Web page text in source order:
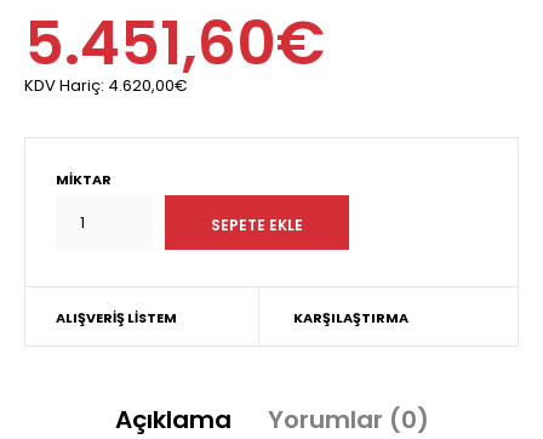
5.451,60€
KDV Hariç: 4.620,00€
MIKTAR
ALIŞVERIŞ LISTEM KARŞILAŞTIRMA
Açıklama
Yorumlar (0)